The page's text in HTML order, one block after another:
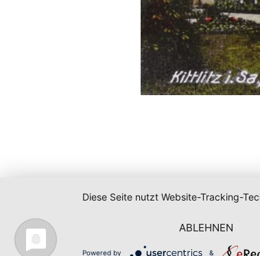
Diese Seite nutzt Website-Tracking-
ABLEHNEN
Powered by &